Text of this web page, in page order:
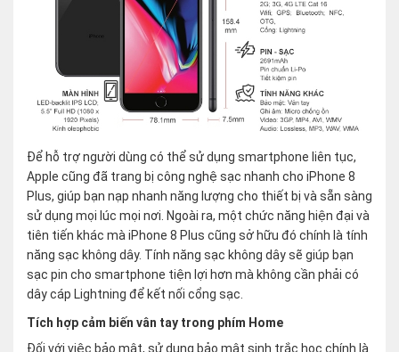
Để hỗ trợ người dùng có thể sử dụng smartphone liên tục,
Apple cũng đã trang bị công nghệ sạc nhanh cho iPhone 8
Plus, giúp bạn nạp nhanh năng lượng cho thiết bị và sẵn sàng
sử dụng mọi lúc mọi nơi. Ngoài ra, một chức năng hiện đại và
tiên tiến khác mà iPhone 8 Plus cũng sở hữu đó chính là tính
năng sạc không dây. Tính năng sạc không dây sẽ giúp bạn
sạc pin cho smartphone tiện lợi hơn mà không cần phải có
dây cáp Lightning để kết nối cổng sạc.
Tích hợp cảm biến vân tay trong phím Home
Đối với việc bảo mật, sử dụng bảo mật sinh trắc học chính là